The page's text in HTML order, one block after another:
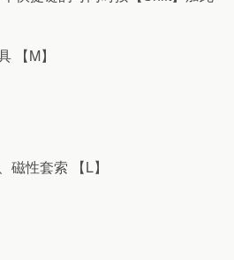
M】
性套索 【L】